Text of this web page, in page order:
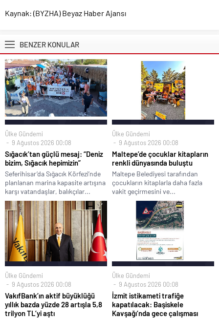
Kaynak: (BYZHA) Beyaz Haber Ajansı
BENZER KONULAR
Ülke Gündemi
9 Ağustos 2026 00:08
Sığacık’tan güçlü mesaj: “Deniz
bizim, Sığacık hepimizin”
Seferihisar’da Sığacık Körfezi’nde
planlanan marina kapasite artışına
karşı vatandaşlar, balıkçılar...
Ülke Gündemi
9 Ağustos 2026 00:08
Maltepe’de çocuklar kitapların
renkli dünyasında buluştu
Maltepe Belediyesi tarafından
çocukların kitaplarla daha fazla
vakit geçirmesini ve...
Ülke Gündemi
9 Ağustos 2026 00:08
VakıfBank’ın aktif büyüklüğü
yıllık bazda yüzde 28 artışla 5,8
trilyon TL’yi aştı
Ülke Gündemi
9 Ağustos 2026 00:08
İzmit istikameti trafiğe
kapatılacak: Başiskele
Kavşağı’nda gece çalışması